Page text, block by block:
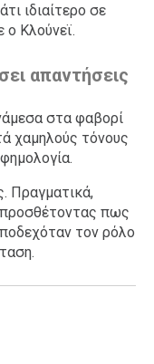
ιδιαίτερο σε
ο Κλούνεϊ.
απαντήσεις
στα φαβορί
χαμηλούς τόνους
Πραγματικά,
προσθέτοντας πως
τον ρόλο